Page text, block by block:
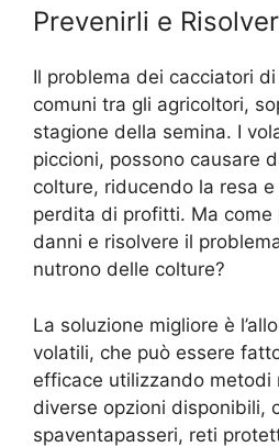
Prevenirli e
Il problema dei cacciatori
comuni tra gli agricoltori,
stagione della semina. I
piccioni, possono causare
colture, riducendo la resa
perdita di profitti. Ma come
danni e risolvere il
nutrono delle colture?
La soluzione migliore è
volatili, che può essere
efficace utilizzando metodi
diverse opzioni disponibili,
spaventapasseri, reti